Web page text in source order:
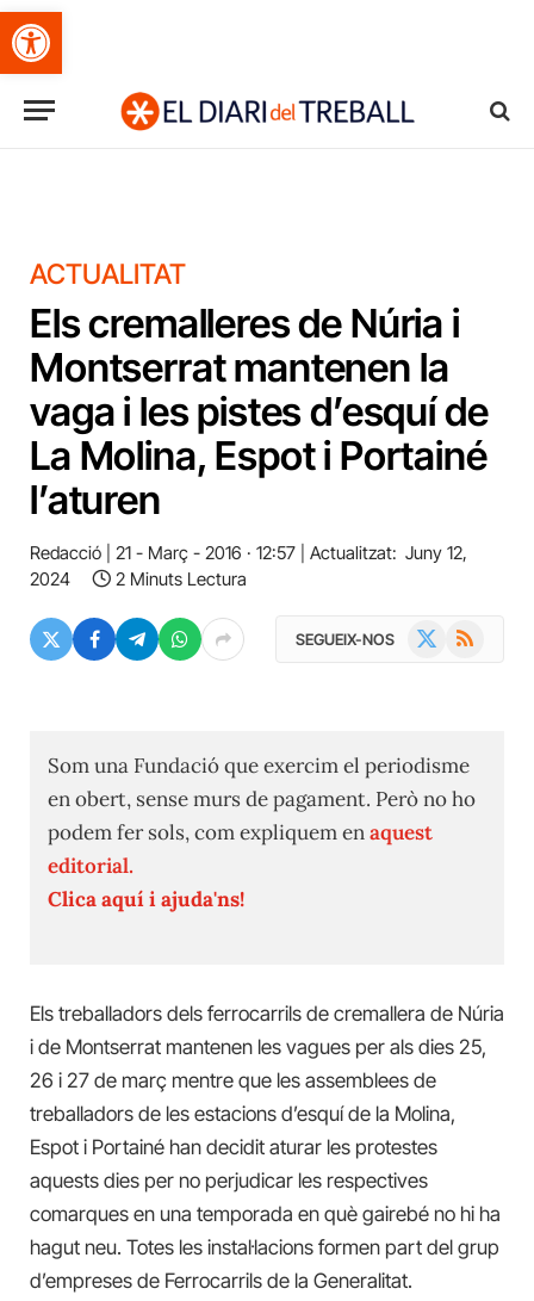
Obre la barra d'eines
ACTUALITAT
Els cremalleres de Núria i
Montserrat mantenen la
vaga i les pistes d’esquí de
La Molina, Espot i Portainé
l’aturen
Redacció 21 - Març - 2016 · 12:57 Actualitzat: Juny 12,
2024
2 Minuts Lectura
SEGUEIX-NOS RSS
Som una Fundació que exercim el periodisme
en obert, sense murs de pagament. Però no ho
podem fer sols, com expliquem enaquest
editorial.
Clica aquí i ajuda'ns!
Els treballadors dels ferrocarrils de cremallera de Núria
i de Montserrat mantenen les vagues per als dies 25,
26 i 27 de març mentre que les assemblees de
treballadors de les estacions d’esquí de la Molina,
Espot i Portainé han decidit aturar les protestes
aquests dies per no perjudicar les respectives
comarques en una temporada en què gairebé no hi ha
hagut neu. Totes les instal·lacions formen part del grup
d’empreses de Ferrocarrils de la Generalitat.